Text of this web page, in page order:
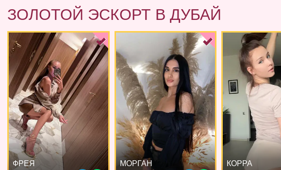
ЗОЛОТОЙ ЭСКОРТ В ДУБАЙ
ФРЕЯ МОРГАН КОРРА